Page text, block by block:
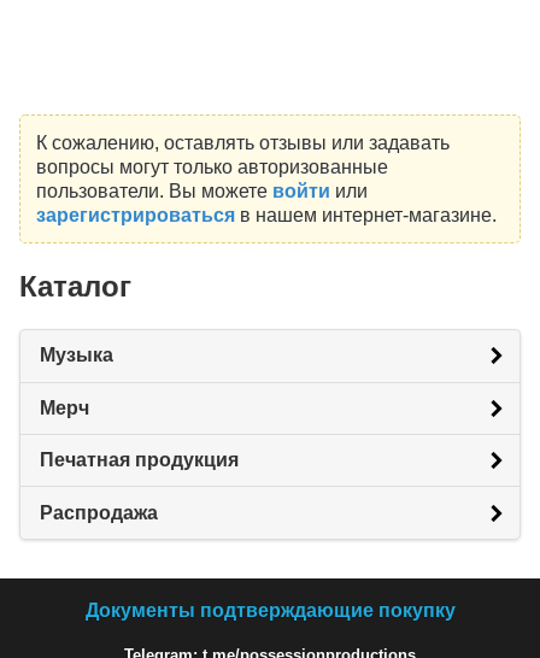
К сожалению, оставлять отзывы или задавать
вопросы могут только авторизованные
пользователи. Вы можете войти или
зарегистрироватьсяв нашем интернет-магазине.
Каталог
Музыка
Мерч
Печатная продукция
Распродажа
Документы подтверждающие покупку